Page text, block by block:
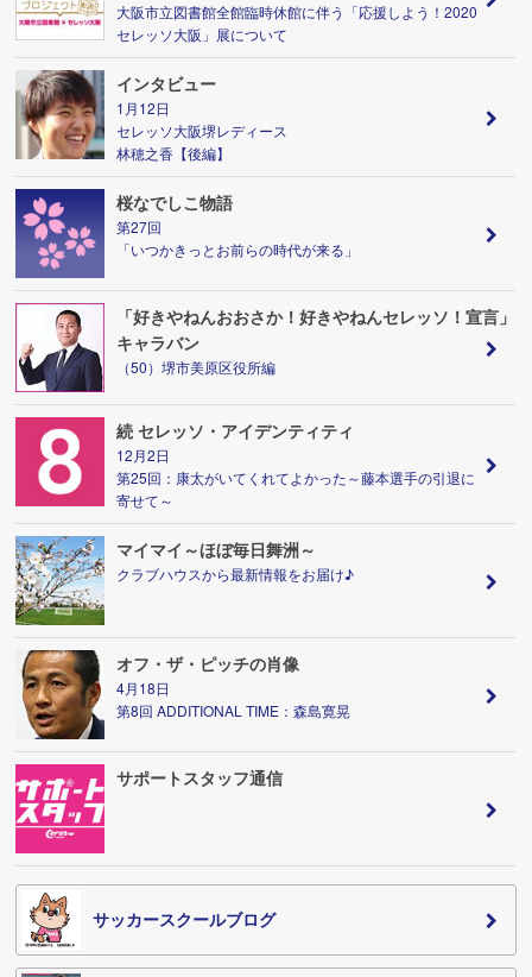
大阪市立図書館全館臨時休館に伴う「応援しよう！2020
セレッソ大阪」展について
インタビュー
1月12日
セレッソ大阪堺レディース
林穂之香【後編】
桜なでしこ物語
第27回
「いつかきっとお前らの時代が来る」
「好きやねんおおさか！好きやねんセレッソ！宣言」
キャラバン
（50）堺市美原区役所編
続 セレッソ・アイデンティティ
12月2日
第25回：康太がいてくれてよかった～藤本選手の引退に
寄せて～
マイマイ～ほぼ毎日舞洲～
クラブハウスから最新情報をお届け♪
オフ・ザ・ピッチの肖像
4月18日
第8回 ADDITIONAL TIME：森島寛晃
サポートスタッフ通信
サッカースクールブログ